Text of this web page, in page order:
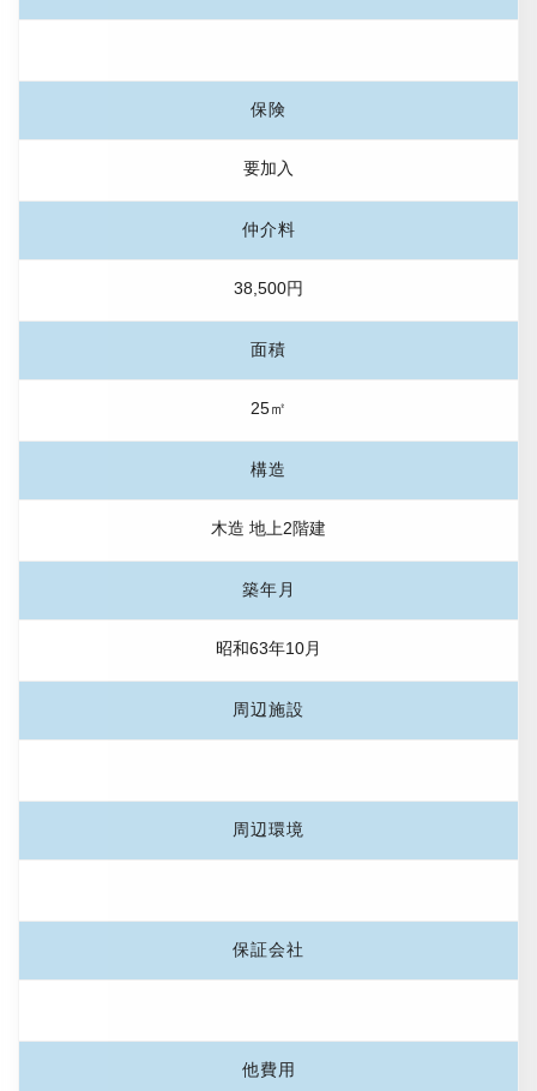
保険
要加入
仲介料
38,500円
面積
25㎡
構造
木造 地上2階建
築年月
昭和63年10月
周辺施設
周辺環境
保証会社
他費用